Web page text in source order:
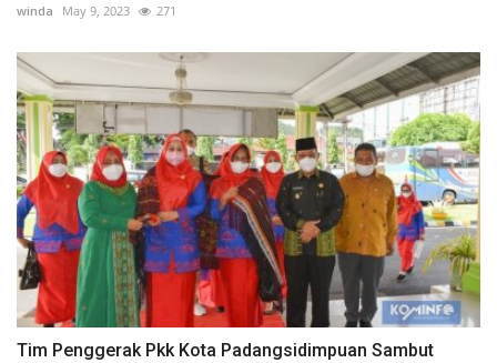
winda May 9, 2023 271
Tim Penggerak Pkk Kota Padangsidimpuan Sambut